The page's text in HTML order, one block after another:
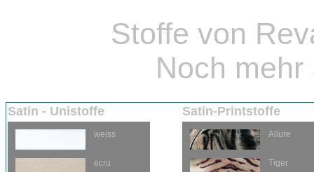
Stoffe von
Noch
Satin - Unistoffe Satin-Printstoffe
weiss
ecru
Allure
Tiger